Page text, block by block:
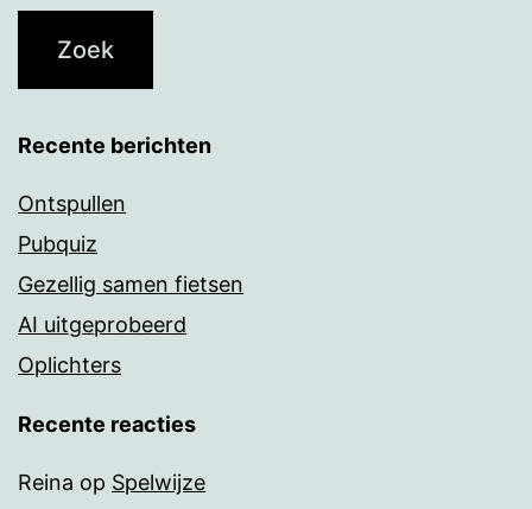
Recente berichten
Ontspullen
Pubquiz
Gezellig samen fietsen
AI uitgeprobeerd
Oplichters
Recente reacties
Reina op Spelwijze